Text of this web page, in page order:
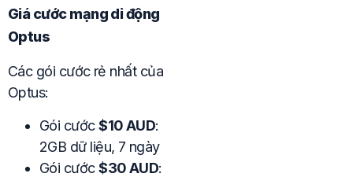
Giá cước mạng di động
Optus
Các gói cước rẻ nhất của
Optus:
Gói cước$10 AUD:
2GB dữ liệu, 7 ngày
Gói cước$30 AUD: